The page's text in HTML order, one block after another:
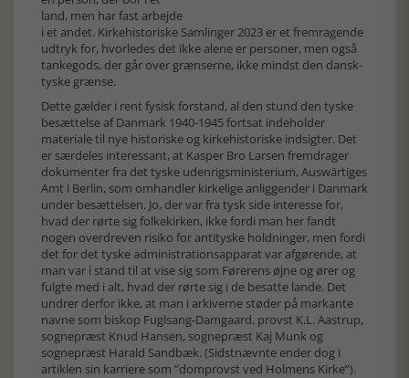
land, men har fast arbejde
i et andet. Kirkehistoriske Samlinger 2023 er et fremragende
udtryk for, hvorledes det ikke alene er personer, men også
tankegods, der går over grænserne, ikke mindst den dansk-
tyske grænse.
Dette gælder i rent fysisk forstand, al den stund den tyske
besættelse af Danmark 1940-1945 fortsat indeholder
materiale til nye historiske og kirkehistoriske indsigter. Det
er særdeles interessant, at Kasper Bro Larsen fremdrager
dokumenter fra det tyske udenrigsministerium, Auswärtiges
Amt i Berlin, som omhandler kirkelige anliggender i Danmark
under besættelsen. Jo, der var fra tysk side interesse for,
hvad der rørte sig folkekirken, ikke fordi man her fandt
nogen overdreven risiko for antityske holdninger, men fordi
det for det tyske administrationsapparat var afgørende, at
man var i stand til at vise sig som Førerens øjne og ører og
fulgte med i alt, hvad der rørte sig i de besatte lande. Det
undrer derfor ikke, at man i arkiverne støder på markante
navne som biskop Fuglsang-Damgaard, provst K.L. Aastrup,
sognepræst Knud Hansen, sognepræst Kaj Munk og
sognepræst Harald Sandbæk. (Sidstnævnte ender dog i
artiklen sin karriere som ”domprovst ved Holmens Kirke”).